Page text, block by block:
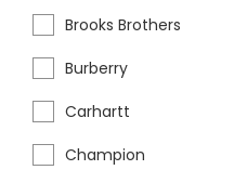
Brooks Brothers
Burberry
Carhartt
Champion